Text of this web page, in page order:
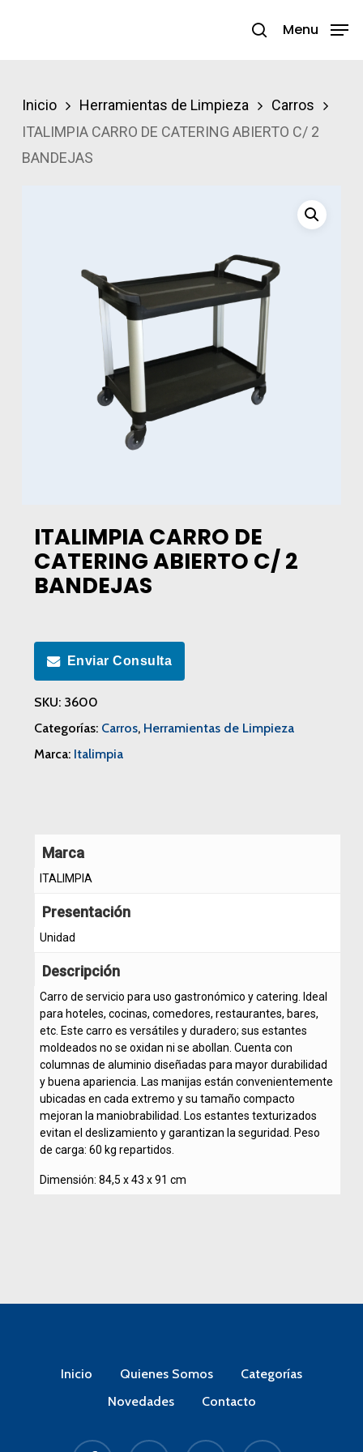
search
Menu
Inicio Herramientas de Limpieza
Carros
ITALIMPIA CARRO DE CATERING ABIERTO C/ 2
BANDEJAS
ITALIMPIA CARRO DE
CATERING ABIERTO C/ 2
BANDEJAS
Enviar Consulta
SKU: 3600
Categorías: Carros, Herramientas de Limpieza
Marca: Italimpia
Marca
ITALIMPIA
Presentación
Unidad
Descripción
Carro de servicio para uso gastronómico y catering. Ideal
para hoteles, cocinas, comedores, restaurantes, bares,
etc. Este carro es versátiles y duradero; sus estantes
moldeados no se oxidan ni se abollan. Cuenta con
columnas de aluminio diseñadas para mayor durabilidad
y buena apariencia. Las manijas están convenientemente
ubicadas en cada extremo y su tamaño compacto
mejoran la maniobrabilidad. Los estantes texturizados
evitan el deslizamiento y garantizan la seguridad. Peso
de carga: 60 kg repartidos.
Dimensión: 84,5 x 43 x 91 cm
Inicio Quienes Somos
Categorías
Novedades
Contacto
facebook linkedin instagram whatsapp